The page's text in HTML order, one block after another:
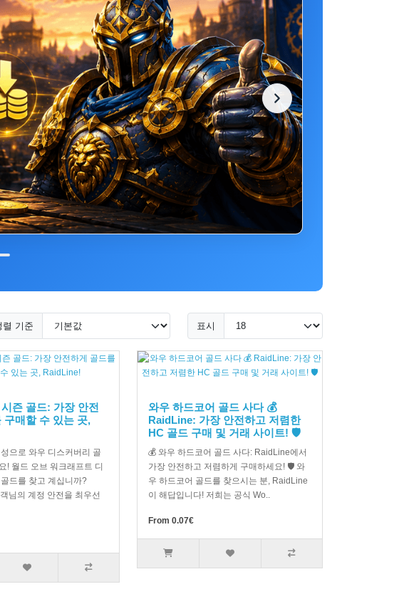
렬 기준 표시
즌 골드: 가장 안전
구매할 수 있는 곳,
으로 와우 디스커버리 골
! 월드 오브 워크래프트 디
드를 찾고 계십니까?
님의 계정 안전을 최우선
와우 하드코어 골드 사다 💰
RaidLine: 가장 안전하고 저렴한
HC 골드 구매 및 거래 사이트! 🛡️
💰 와우 하드코어 골드 사다: RaidLine에서
가장 안전하고 저렴하게 구매하세요! 🛡️ 와
우 하드코어 골드를 찾으시는 분, RaidLine
이 해답입니다! 저희는 공식 Wo..
From 0.07€